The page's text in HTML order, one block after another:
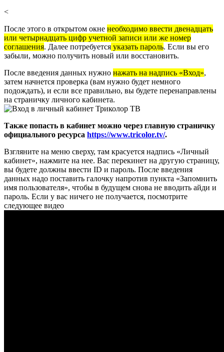
<
После этого в открытом окне необходимо ввести двенадцать
или четырнадцать цифр учетной записи или же номер
соглашения. Далее потребуется указать пароль. Если вы его
забыли, можно получить новый или восстановить.
После введения данных нужно нажать на надпись «Вход»,
затем начнется проверка (вам нужно будет немного
подождать), и если все правильно, вы будете перенаправлены
на страничку личного кабинета.
Также попасть в кабинет можно через главную страничку
официального ресурса https://www.tricolor.tv/.
Взгляните на меню сверху, там красуется надпись «Личный
кабинет», нажмите на нее. Вас перекинет на другую страницу,
вы будете должны ввести ID и пароль. После введения
данных надо поставить галочку напротив пункта «Запомнить
имя пользователя», чтобы в будущем снова не вводить айди и
пароль. Если у вас ничего не получается, посмотрите
следующее видео